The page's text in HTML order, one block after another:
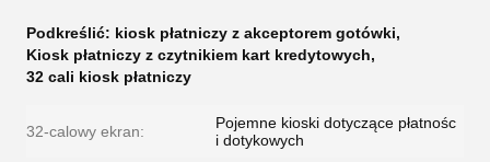
Podkreślić: kiosk płatniczy z akceptorem gotówki,
Kiosk płatniczy z czytnikiem kart kredytowych,
32 cali kiosk płatniczy
32-calowy ekran:
Pojemne kioski dotyczące płatnośc
i dotykowych